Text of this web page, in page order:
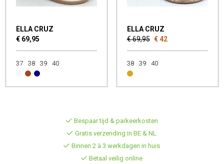
ELLA CRUZ
€ 69,95
37 38 39 40
ELLA CRUZ
€ 69,95 € 42
38 39 40
Bespaar tijd & parkeerkosten
Gratis verzending in BE & NL
Binnen 2 à 3 werkdagen in huis
Betaal veilig online